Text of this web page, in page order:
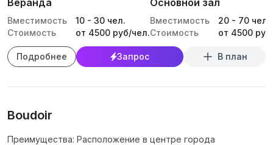
Веранда
Вместимость 10 - 30 чел.
Стоимость
от 4500 руб/чел.
Основной зал
Вместимость 20 - 70 чел.
Стоимость
от 4500
Подробнее Запрос В план
Boudoir
Преимущества: Расположение в центре города